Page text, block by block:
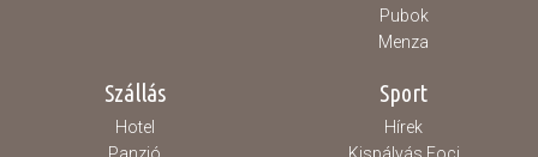
Pubok
Menza
Szállás
Hotel
Sport
Hírek